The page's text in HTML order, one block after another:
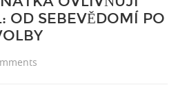
OD SEBEVĚDOMÍ PO